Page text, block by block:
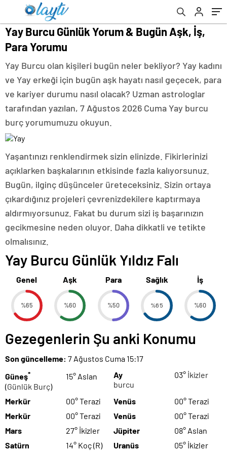
Yay Burcu Günlük Yorum & Bugün Aşk, İş,
Para Yorumu
Yay Burcu olan kişileri bugün neler bekliyor? Yay kadını
ve Yay erkeği için bugün aşk hayatı nasıl geçecek, para
ve kariyer durumu nasıl olacak? Uzman astrologlar
tarafından yazılan, 7 Ağustos 2026 Cuma Yay burcu
burç yorumumuzu okuyun.
Yaşantınızı renklendirmek sizin elinizde. Fikirlerinizi
açıklarken başkalarının etkisinde fazla kalıyorsunuz.
Bugün, ilginç düşünceler üreteceksiniz. Sizin ortaya
çıkardığınız projeleri çevrenizdekilere kaptırmaya
aldırmıyorsunuz. Fakat bu durum sizi iş başarınızın
gecikmesine neden oluyor. Daha dikkatli ve tetikte
olmalısınız.
Yay Burcu Günlük Yıldız Falı
Genel
%65
Aşk
%60
Para
%50
Sağlık
%65
İş
%60
Gezegenlerin Şu anki Konumu
Son güncelleme: 7 Ağustos Cuma 15:17
Güneş*
15° Aslan
(Günlük Burç)
Ay 03° İkizler
burcu
Merkür
00° Terazi Venüs
00° Terazi
Merkür
00° Terazi Venüs
00° Terazi
Mars
27° İkizler Jüpiter
08° Aslan
Satürn
14° Koç (R) Uranüs 05° İkizler